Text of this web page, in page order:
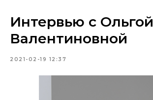
Интервью с Ольгой
Валентиновной
2021-02-19 12:37